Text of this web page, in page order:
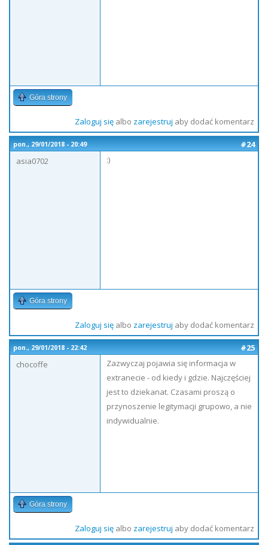
Góra strony
Zaloguj sięalbo zarejestruj aby dodać komentarz
pon., 29/01/2018 - 20:49
#24
asia0702
:)
Góra strony
Zaloguj sięalbo zarejestruj aby dodać komentarz
pon., 29/01/2018 - 22:42
#25
chocoffe
Zazwyczaj pojawia się informacja w
extranecie - od kiedy i gdzie. Najczęściej
jest to dziekanat. Czasami proszą o
przynoszenie legitymacji grupowo, a nie
indywidualnie.
Góra strony
Zaloguj sięalbo zarejestruj aby dodać komentarz